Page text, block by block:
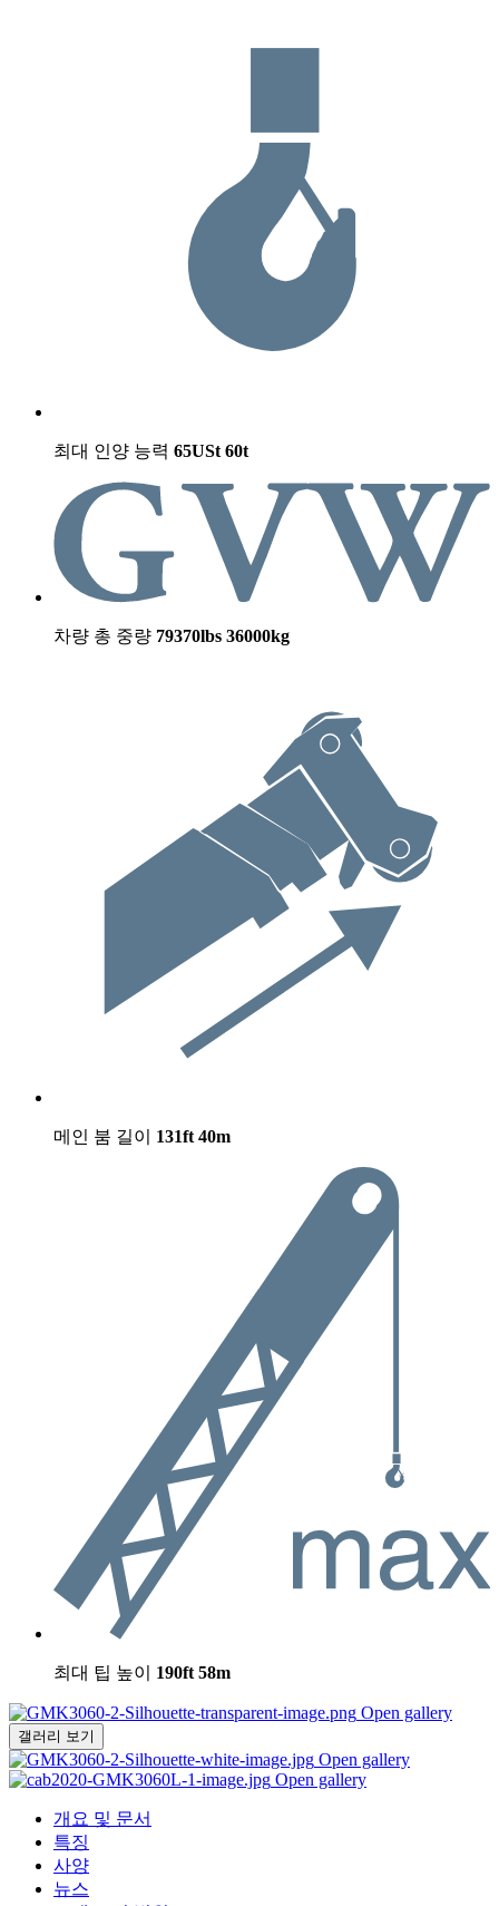
최대 인양 능력 65USt 60t
차량 총 중량 79370lbs 36000kg
메인 붐 길이 131ft 40m
최대 팁 높이 190ft 58m
Open gallery
갤러리 보기
Open gallery
Open gallery
개요 및 문서
특징
사양
뉴스